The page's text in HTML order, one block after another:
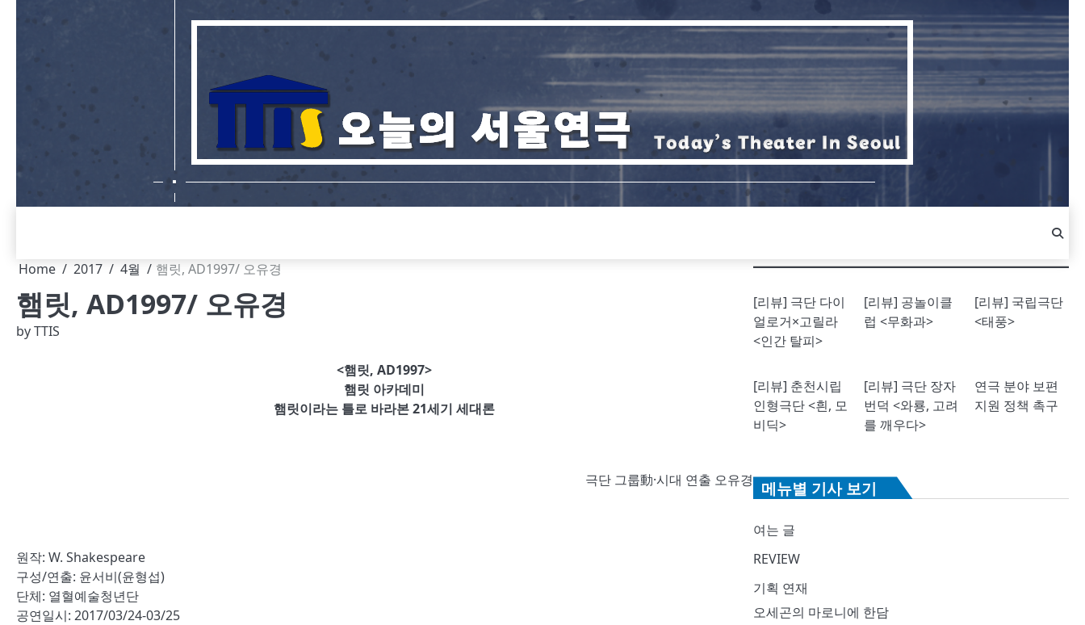
Home 2017 4월 햄릿, AD1997/ 오유경
햄릿, AD1997/ 오유경
byTTIS
<햄릿, AD1997>
햄릿 아카데미
햄릿이라는 틀로 바라본 21세기 세대론
극단 그룹動·시대 연출 오유경
원작: W. Shakespeare
구성/연출: 윤서비(윤형섭)
단체: 열혈예술청년단
공연일시: 2017/03/24-03/25
[리뷰] 극단 다이
얼로거×고릴라
<인간 탈피>
[리뷰] 공놀이클
럽 <무화과>
[리뷰] 국립극단
<태풍>
[리뷰] 춘천시립
인형극단 <흰, 모
비딕>
[리뷰] 극단 장자
번덕 <와룡, 고려
를 깨우다>
연극 분야 보편
지원 정책 촉구
메뉴별 기사 보기
여는 글
REVIEW
기획 연재
오세곤의 마로니에 한담